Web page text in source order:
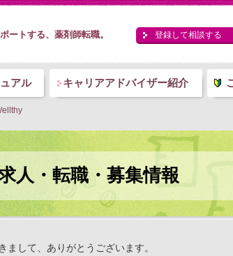
ートする、薬剤師転職。 登録して相談する
アル キャリアアドバイザー紹介
人・転職・募集情報
して、ありがとうございます。